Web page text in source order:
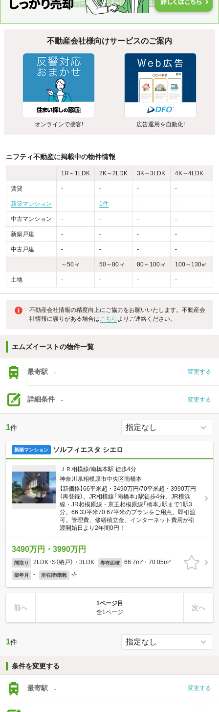
不動産会社様向けサービスのご案内
オンラインで接客! 広告運用を自動化!
ニフティ不動産に掲載中の物件情報
1R～1LDK 2K～2LDK 3K～3LDK 4K～4LDK
賃貸 - - - -
新築マンション - 1件 - -
中古マンション - - - -
新築戸建 - - - -
中古戸建 - - - -
～50㎡ 50～80㎡ 80～100㎡ 100～130㎡
土地 - - - -
不動産会社情報の精度向上にご協力をお願いいたします。不動産会
社情報に誤りがある場合はこちら よりご連絡ください。
エムズイーストの物件一覧
最寄駅 - 変更する
詳細条件 - 変更する
1件
新築マンション ソルフィエスタ シエロ
ＪＲ相模線/南橋本駅 徒歩4分
神奈川県相模原市中央区南橋本
【新価格】66平米超・3490万円/70平米超・3990万円
（再登録）。JR相模線「南橋本」駅徒歩4分。JR横浜
線・JR相模原線・京王相模原線「橋本」駅まで1駅3
分。66.33平米70.67平米のプランをご用意。即引渡
可。管理費、修繕積立金、インターネット費用が引
渡開始日より2年間0円！
3490万円・3990万円
間取り 2LDK+S（納戸）・3LDK 専有面積 66.7m²・70.05m²
築年月 - 所在階/階数 -/-
前へ
1ページ目
全1ページ
次へ
1件
条件を変更する
最寄駅 - 変更する